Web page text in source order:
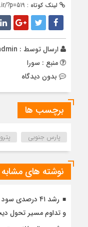
لینک کوتاه : ?p=519
ارسال توسط :
منبع : سورا
بدون دیدگاه
برچسب ها
پارس جنوبی
نوشته های مشابه
و تداوم مسیر تحول